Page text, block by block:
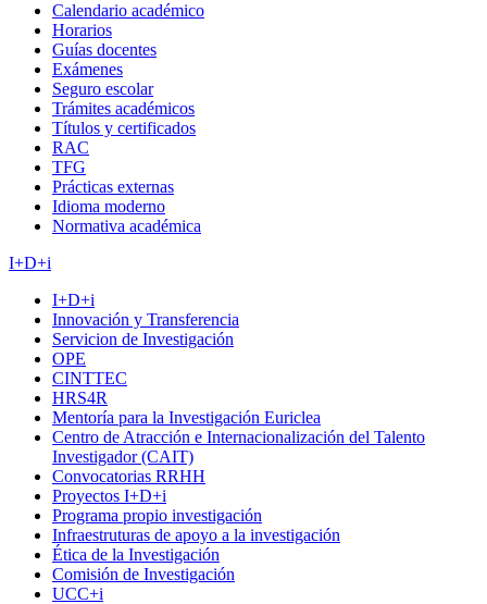
Calendario académico
Horarios
Guías docentes
Exámenes
Seguro escolar
Trámites académicos
Títulos y certificados
RAC
TFG
Prácticas externas
Idioma moderno
Normativa académica
I+D+i
I+D+i
Innovación y Transferencia
Servicion de Investigación
OPE
CINTTEC
HRS4R
Mentoría para la Investigación Euriclea
Centro de Atracción e Internacionalización del Talento
Investigador (CAIT)
Convocatorias RRHH
Proyectos I+D+i
Programa propio investigación
Infraestruturas de apoyo a la investigación
Ética de la Investigación
Comisión de Investigación
UCC+i